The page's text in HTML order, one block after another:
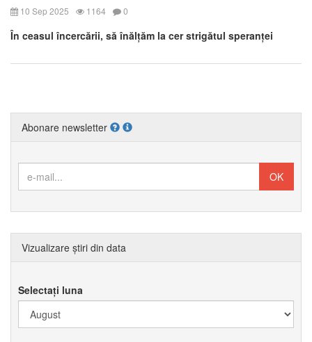
10 Sep 2025 1164 0
În ceasul încercării, să înălțăm la cer strigătul speranței
Abonare newsletter
Vizualizare știri din data
Selectați luna